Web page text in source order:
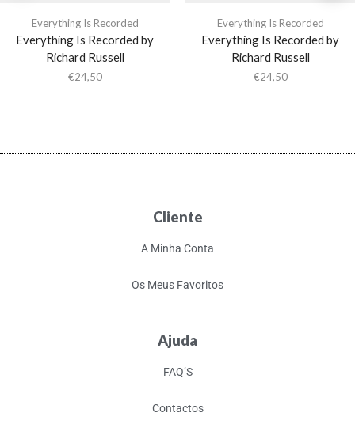
Everything Is Recorded
Everything Is Recorded by
Richard Russell
€24,50
Everything Is Recorded
Everything Is Recorded by
Richard Russell
€24,50
Cliente
A Minha Conta
Os Meus Favoritos
Ajuda
FAQ’S
Contactos